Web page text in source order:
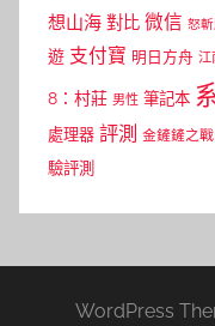
想山海 對比 微信 怒
遊 支付寶 明日方舟 江
8：村莊 男性 筆記本
處理器 評測 金鏟鏟之戰
驗評測
WordPress